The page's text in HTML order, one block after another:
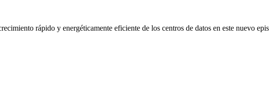
rápido y energéticamente eficiente de los centros de datos en este nuevo